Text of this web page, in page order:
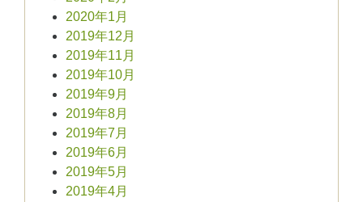
2020年1月
2019年12月
2019年11月
2019年10月
2019年9月
2019年8月
2019年7月
2019年6月
2019年5月
2019年4月